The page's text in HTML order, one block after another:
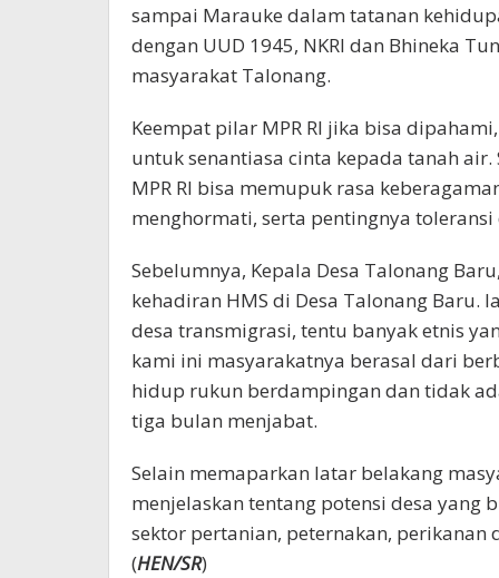
sampai Marauke dalam tatanan
dengan UUD 1945, NKRI dan Bhineka
masyarakat Talonang.
Keempat pilar MPR RI jika bisa
untuk senantiasa cinta kepada tanah
MPR RI bisa memupuk rasa
menghormati, serta pentingnya
Sebelumnya, Kepala Desa Talonang
kehadiran HMS di Desa Talonang Baru.
desa transmigrasi, tentu banyak etnis
kami ini masyarakatnya berasal dari
hidup rukun berdampingan dan tidak
tiga bulan menjabat.
Selain memaparkan latar belakang
menjelaskan tentang potensi desa
sektor pertanian, peternakan, perikanan
(HEN/SR)